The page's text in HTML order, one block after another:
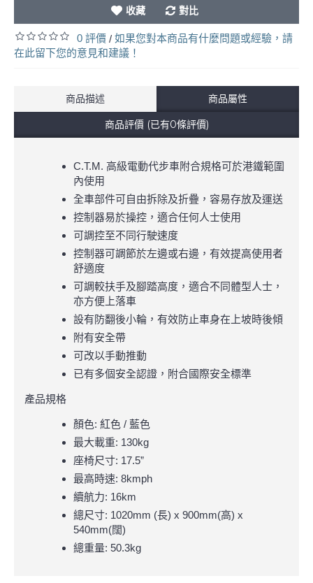
收藏 對比
0 評價 / 如果您對本商品有什麼問題或經驗，請
在此留下您的意見和建議！
商品描述 商品屬性
商品評價 (已有0條評價)
C.T.M. 高級電動代步車附合規格可於港鐵範圍
內使用
全車部件可自由拆除及折疊，容易存放及運送
控制器易於操控，適合任何人士使用
可調控至不同行駛速度
控制器可調節於左邊或右邊，有效提高使用者
舒適度
可調較扶手及腳踏高度，適合不同體型人士，
亦方便上落車
設有防翻後小輪，有效防止車身在上坡時後傾
附有安全帶
可改以手動推動
已有多個安全認證，附合國際安全標準
產品規格
顏色: 紅色 / 藍色
最大載重: 130kg
座椅尺寸: 17.5”
最高時速: 8kmph
續航力: 16km
總尺寸: 1020mm (長) x 900mm(高) x
540mm(闊)
總重量: 50.3kg